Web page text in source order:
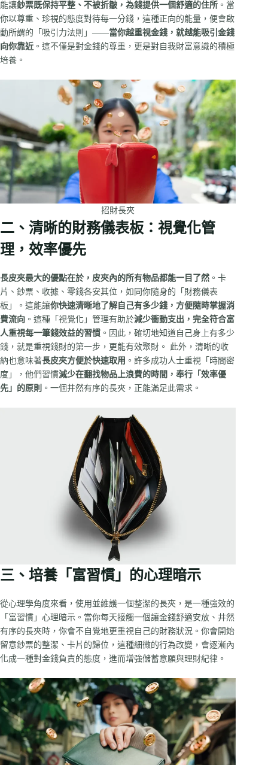
能讓鈔票既保持平整、不被折皺，為錢提供一個舒適的住所 。當
你以尊重、珍視的態度對待每一分錢，這種正向的能量，便會啟
動所謂的「吸引力法則」——當你越重視金錢，就越能吸引金錢
向你靠近 。這不僅是對金錢的尊重，更是對自我財富意識的積極
培養。
招財長夾
二、清晰的財務儀表板：視覺化管
理，效率優先
長皮夾最大的優點在於，皮夾內的所有物品都能一目了然 。卡
片、鈔票、收據、零錢各安其位，如同你隨身的「財務儀表
板」。這能讓你快速清晰地了解自己有多少錢，方便隨時掌握消
費流向 。這種「視覺化」管理有助於減少衝動支出，完全符合富
人重視每一筆錢效益的習慣 。因此，確切地知道自己身上有多少
錢，就是重視錢財的第一步，更能有效聚財。 此外，清晰的收
納也意味著長皮夾方便於快速取用 。許多成功人士重視「時間密
度」，他們習慣減少在翻找物品上浪費的時間，奉行「效率優
先」的原則 。一個井然有序的長夾，正能滿足此需求。
三、培養「富習慣」的心理暗示
從心理學角度來看，使用並維護一個整潔的長夾，是一種強效的
「富習慣」心理暗示。當你每天接觸一個讓金錢舒適安放、井然
有序的長夾時，你會不自覺地更重視自己的財務狀況。你會開始
留意鈔票的整潔、卡片的歸位，這種細微的行為改變，會逐漸內
化成一種對金錢負責的態度，進而增強儲蓄意願與理財紀律。